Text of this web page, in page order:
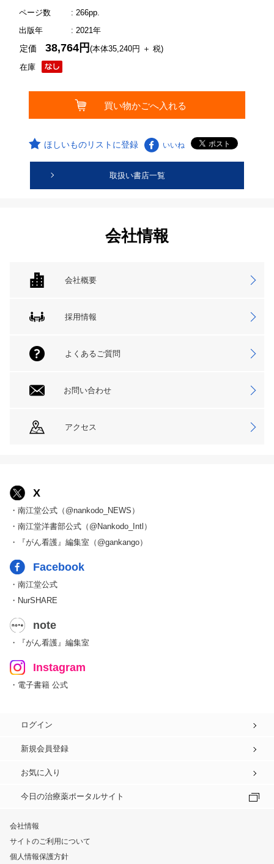
ページ数
: 266pp.
出版年
: 2021年
在庫
定価38,764円(本体35,240円 ＋ 税)
ほしいものリストに登録 いいね
取扱い書店一覧
会社情報
会社概要
採用情報
よくあるご質問
お問い合わせ
アクセス
X
・南江堂公式（@nankodo_NEWS）
・南江堂洋書部公式（@Nankodo_Intl）
・『がん看護』編集室（@gankango）
Facebook
・南江堂公式
・NurSHARE
note
・『がん看護』編集室
Instagram
・電子書籍 公式
ログイン
新規会員登録
お気に入り
今日の治療薬ポータルサイト
会社情報
サイトのご利用について
個人情報保護方針